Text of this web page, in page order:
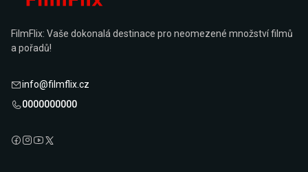
FilmFlix: Vaše dokonalá destinace pro neomezené množství filmů
a pořadů!
info@filmflix.cz
0000000000